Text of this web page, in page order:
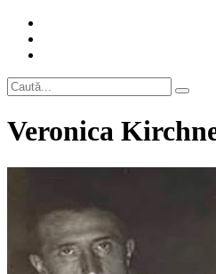
Veronica